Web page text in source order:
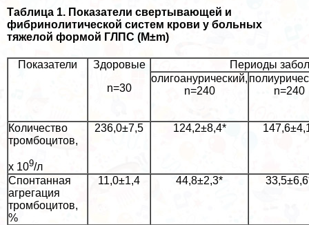
Таблица 1. Показатели свертывающей и
фибринолитической систем крови у больных
тяжелой формой ГЛПС (M±m)
Показатели
Здоровые
n=30
Периоды
олигоанурический,
n=240
n=240
Количество
тромбоцитов,
х 109/л
236,0±7,5 124,2±8,4*
Спонтанная
агрегация
тромбоцитов,
%
11,0±1,4 44,8±2,3*